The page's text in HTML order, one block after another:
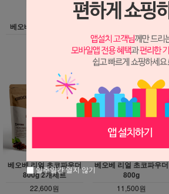
베오베 녹차라떼 500g
개세트
14,000원
140원 적립
베오베 리얼 초코파우더
800g 2개세트
22,600원
베오베 리얼 초코파우더
800g
11,500원
일주일간 열지 않기